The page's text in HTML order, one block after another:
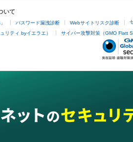
いて
パスワード漏洩診断 Webサイトリスク診断
リティ byイエラエ） サイバー攻撃対策（GMO Flatt